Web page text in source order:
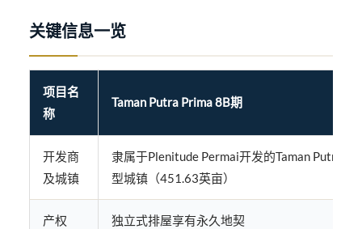
关键信息一览
项目名
称
Taman Putra Prima 8B期
开发商
及城镇
隶属于Plenitude Permai开发的Taman Putra
型城镇（451.63英亩）
产权 独立式排屋享有永久地契